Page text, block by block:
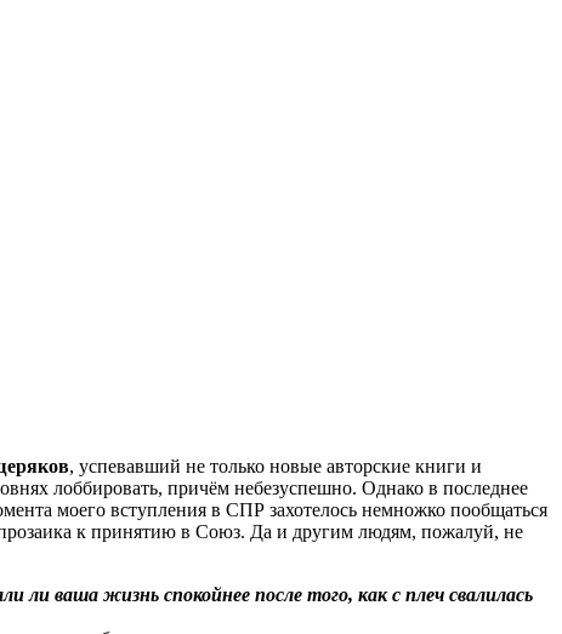
, успевавший не только новые авторские книги и
лоббировать, причём небезуспешно. Однако в последнее
моего вступления в СПР захотелось немножко пообщаться
к принятию в Союз. Да и другим людям, пожалуй, не
ваша жизнь спокойнее после того, как с плеч свалилась